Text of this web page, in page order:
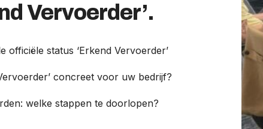
Vervoerder’.
officiële status ‘Erkend Vervoerder’
concreet voor uw bedrijf?
welke stappen te doorlopen?